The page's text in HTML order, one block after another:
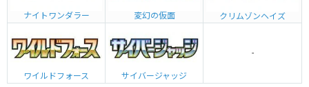
ナイトワンダラー 変幻の仮面 クリムゾンヘイズ
ワイルドフォース サイバージャッジ
-